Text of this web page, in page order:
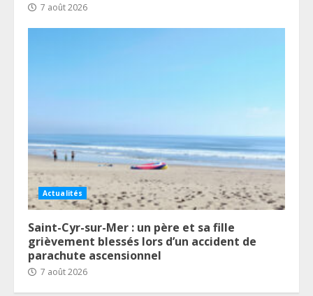
7 août 2026
Actualités
Saint-Cyr-sur-Mer : un père et sa fille
grièvement blessés lors d’un accident de
parachute ascensionnel
7 août 2026